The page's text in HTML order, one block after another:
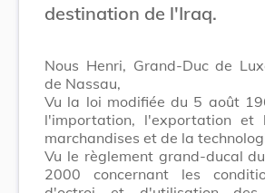
destination de l'Iraq.
Nous Henri, Grand-Duc de
de Nassau,
Vu la loi modifiée du 5 août
l'importation, l'exportation et
marchandises et de la
Vu le règlement grand-ducal
2000 concernant les